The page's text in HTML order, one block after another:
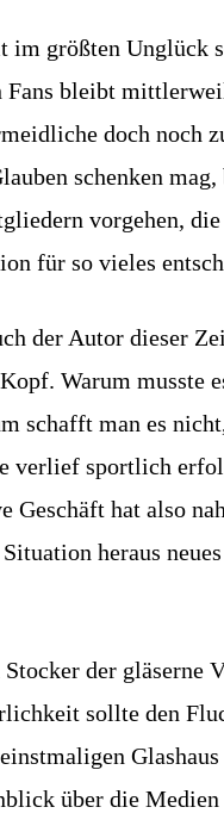
im größten Unglück
bleibt
doch noch
schenken
vorgehen,
für so vieles
der Autor dieser
Warum musste
schafft man es
verlief sportlich
Geschäft hat also
heraus
der
sollte den
über die